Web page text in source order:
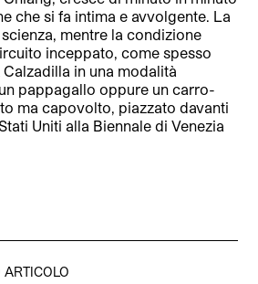
che si fa intima e avvolgente. La
mentre la condizione
inceppato, come spesso
in una modalità
pappagallo oppure un carro-
ma capovolto, piazzato davanti
Uniti alla Biennale di Venezia
ARTICOLO